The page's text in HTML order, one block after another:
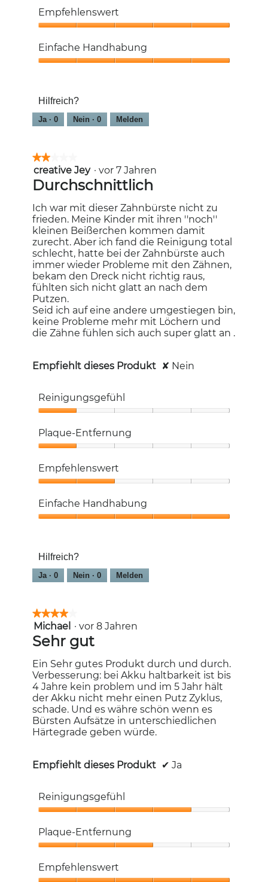
Entfernung,
5
5
Empfehlenswert
5
von
Einfache Handhabung
von
5
Hilfreich?
Ja · 0 Nein · 0 Melden
★★★★★
★★★★★
2
von
5
Sternen.
creative Jey · vor 7 Jahren
Durchschnittlich
Ich war mit dieser Zahnbürste nicht zu
frieden. Meine Kinder mit ihren ''noch''
kleinen Beißerchen kommen damit
zurecht. Aber ich fand die Reinigung total
schlecht, hatte bei der Zahnbürste auch
immer wieder Probleme mit den Zähnen,
bekam den Dreck nicht richtig raus,
fühlten sich nicht glatt an nach dem
Putzen.
Seid ich auf eine andere umgestiegen bin,
keine Probleme mehr mit Löchern und
die Zähne fühlen sich auch super glatt an .
Empfiehlt dieses Produkt ✘ Nein
Reinigungsgefühl
1
von
Plaque-Entfernung
Entfernung,
1
5
Empfehlenswert
2
von
Einfache Handhabung
von
5
Hilfreich?
Ja · 0 Nein · 0 Melden
★★★★★
★★★★★
4
von
5
Sternen.
Michael · vor 8 Jahren
Sehr gut
Ein Sehr gutes Produkt durch und durch.
Verbesserung: bei Akku haltbarkeit ist bis
4 Jahre kein problem und im 5 Jahr hält
der Akku nicht mehr einen Putz Zyklus,
schade. Und es währe schön wenn es
Bürsten Aufsätze in unterschiedlichen
Härtegrade geben würde.
Empfiehlt dieses Produkt ✔ Ja
Reinigungsgefühl
4
von
Plaque-Entfernung
Entfernung,
3
Empfehlenswert